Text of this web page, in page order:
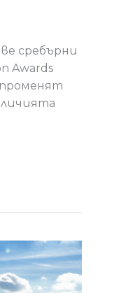
сребърни
Awards
променят